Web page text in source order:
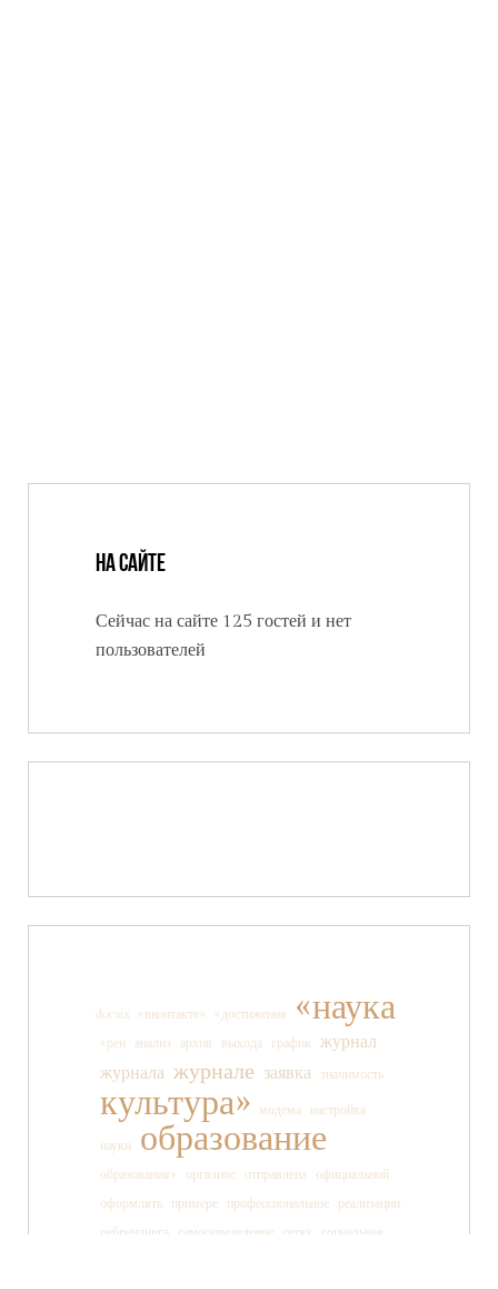
На сайте
Сейчас на сайте 125 гостей и нет
пользователей
docsis «вконтакте» «достижения «наука
«рен анализ архив выхода график
журнал
журнала журнале заявка значимость
культура» модема настройка
науки образование
образования» оргвзнос отправлена
официальной
оформлять
примере профессиональное
реализации
ребрендинга
самоопределение сетях
социальная